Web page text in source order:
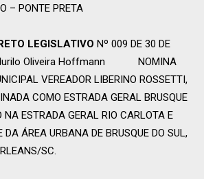
– PONTE PRETA
LEGISLATIVO Nº 009 DE 30 DE
Murilo Oliveira Hoffmann NOMINA
VEREADOR LIBERINO ROSSETTI,
COMO ESTRADA GERAL BRUSQUE
NA ESTRADA GERAL RIO CARLOTA E
ÁREA URBANA DE BRUSQUE DO SUL,
SC.